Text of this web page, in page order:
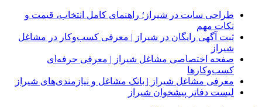
طراحی سایت در شیراز؛ راهنمای کامل انتخاب، قیمت و
نکات مهم
ثبت آگهی رایگان در شیراز | معرفی کسب‌وکار در مشاغل
شیراز
صفحه اختصاصی مشاغل شیراز | معرفی حرفه‌ای
کسب‌وکارها
معرفی مشاغل شیراز | بانک مشاغل و نیازمندی‌های شیراز
لیست دفاتر پیشخوان شیراز